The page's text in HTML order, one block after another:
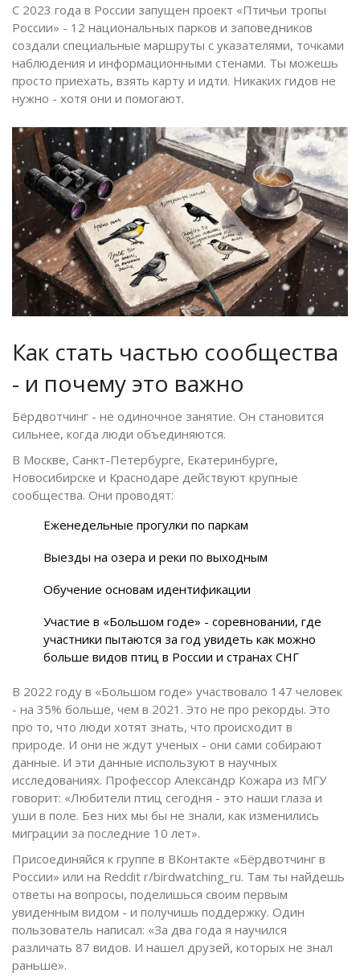
С 2023 года в России запущен проект «Птичьи тропы
России» - 12 национальных парков и заповедников
создали специальные маршруты с указателями, точками
наблюдения и информационными стенами. Ты можешь
просто приехать, взять карту и идти. Никаких гидов не
нужно - хотя они и помогают.
Как стать частью сообщества
- и почему это важно
Бёрдвотчинг - не одиночное занятие. Он становится
сильнее, когда люди объединяются.
В Москве, Санкт-Петербурге, Екатеринбурге,
Новосибирске и Краснодаре действуют крупные
сообщества. Они проводят:
Еженедельные прогулки по паркам
Выезды на озера и реки по выходным
Обучение основам идентификации
Участие в «Большом годе» - соревновании, где
участники пытаются за год увидеть как можно
больше видов птиц в России и странах СНГ
В 2022 году в «Большом годе» участвовало 147 человек
- на 35% больше, чем в 2021. Это не про рекорды. Это
про то, что люди хотят знать, что происходит в
природе. И они не ждут ученых - они сами собирают
данные. И эти данные используют в научных
исследованиях. Профессор Александр Кожара из МГУ
говорит: «Любители птиц сегодня - это наши глаза и
уши в поле. Без них мы бы не знали, как изменились
миграции за последние 10 лет».
Присоединяйся к группе в ВКонтакте «Бёрдвотчинг в
России» или на Reddit r/birdwatching_ru. Там ты найдешь
ответы на вопросы, поделишься своим первым
увиденным видом - и получишь поддержку. Один
пользователь написал: «За два года я научился
различать 87 видов. И нашел друзей, которых не знал
раньше».